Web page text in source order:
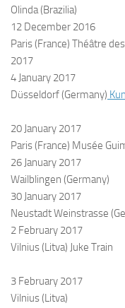
Olinda (Brazilia)
12 December 2016
Paris (France) Théâtre
2017
4 January 2017
Düsseldorf (Germany)
20 January 2017
Paris (France) Musée
26 January 2017
Wailblingen (Germany)
30 January 2017
Neustadt Weinstrasse
2 February 2017
Vilnius (Litva) Juke Train
3 February 2017
Vilnius (Litva)